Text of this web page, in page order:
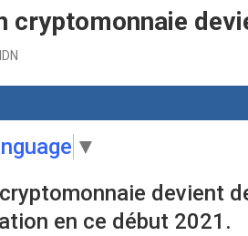
cryptomonnaie
▼
devient
en ce début 2021.